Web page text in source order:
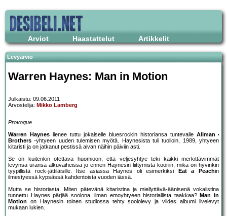
Arviot Haastattelut Artikkelit
Levyarvio
Warren Haynes: Man in Motion
Julkaistu: 09.06.2011
Arvostelija: Mikko Lamberg
Provogue
Warren Haynes lienee tuttu jokaiselle bluesrockin historiansa tuntevalle Allman
Brothers -yhtyeen uuden tulemisen myötä. Haynesista tuli tuolloin, 1989, yhtyeen
kitaristi ja on jatkanut pestissä aivan näihin päiviin asti.
Se on kuitenkin otettava huomioon, että veljesyhtye teki kaikki merkittävimmät
levynsä uransa alkuvaiheissa jo ennen Haynesin liittymistä kööriin, mikä on hyvinkin
tyypillistä rock-jättiläisille. Itse asiassa Haynes oli esimerkiksi
Eat a Peachin
ilmestyessä kypsässä kahdentoista vuoden iässä.
Mutta se historiasta. Miten pätevänä kitaristina ja miellyttävä-äänisenä vokalistina
tunnettu Haynes pärjää soolona, ilman emoyhtyeen historiallista taakkaa? Man in
Motion on Haynesin toinen studiossa tehty soololevy ja viides albumi livelevyt
mukaan lukien.